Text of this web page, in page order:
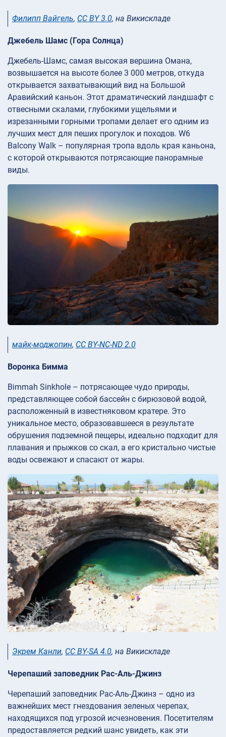
Филипп Вайгель, CC BY 3.0, на Викискладе
Джебель Шамс (Гора Солнца)
Джебель-Шамс, самая высокая вершина Омана,
возвышается на высоте более 3 000 метров, откуда
открывается захватывающий вид на Большой
Аравийский каньон. Этот драматический ландшафт с
отвесными скалами, глубокими ущельями и
изрезанными горными тропами делает его одним из
лучших мест для пеших прогулок и походов. W6
Balcony Walk – популярная тропа вдоль края каньона,
с которой открываются потрясающие панорамные
виды.
майк-моджопин, CC BY-NC-ND 2.0
Воронка Бимма
Bimmah Sinkhole – потрясающее чудо природы,
представляющее собой бассейн с бирюзовой водой,
расположенный в известняковом кратере. Это
уникальное место, образовавшееся в результате
обрушения подземной пещеры, идеально подходит для
плавания и прыжков со скал, а его кристально чистые
воды освежают и спасают от жары.
Экрем Канли, CC BY-SA 4.0, на Викискладе
Черепаший заповедник Рас-Аль-Джинз
Черепаший заповедник Рас-Аль-Джинз – одно из
важнейших мест гнездования зеленых черепах,
находящихся под угрозой исчезновения. Посетителям
предоставляется редкий шанс увидеть, как эти